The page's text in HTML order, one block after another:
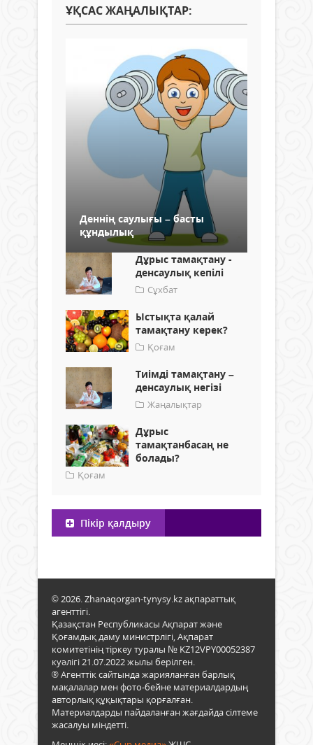
ҰҚСАС ЖАҢАЛЫҚТАР:
Деннің саулығы – басты
құндылық
Дұрыс тамақтану -
денсаулық кепілі
Сұхбат
Ыстықта қалай
тамақтану керек?
Қоғам
Тиімді тамақтану –
денсаулық негізі
Жаңалықтар
Дұрыс
тамақтанбасаң не
болады?
Қоғам
Пікір қалдыру
© 2026. Zhanaqorgan-tynysy.kz ақпараттық
агенттігі.
Қазақстан Республикасы Ақпарат және
Қоғамдық даму министрлігі, Ақпарат
комитетінің тіркеу туралы № KZ12VPY00052387
куәлігі 21.07.2022 жылы берілген.
® Агенттік сайтында жарияланған барлық
мақалалар мен фото-бейне материалдардың
авторлық құқықтары қорғалған.
Материалдарды пайдаланған жағдайда сілтеме
жасалуы міндетті.